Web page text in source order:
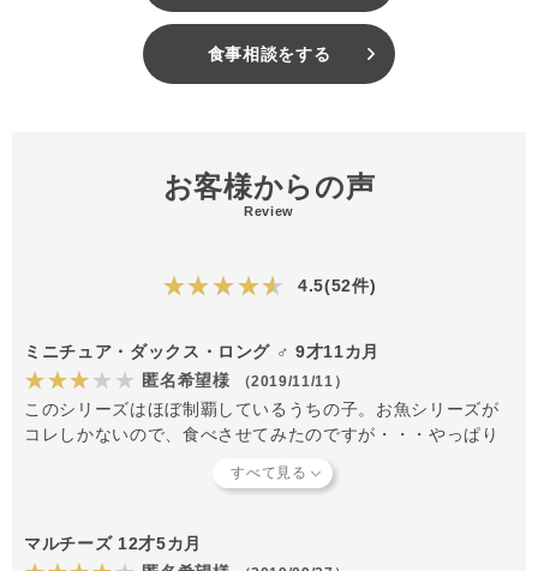
食事相談をする
お客様からの声
Review
★★★★★ 4.5(52件)
ミニチュア・ダックス・ロング ♂ 9才11カ月
★★★★★ 匿名希望様 （2019/11/11）
このシリーズはほぼ制覇しているうちの子。お魚シリーズが
コレしかないので、食べさせてみたのですが・・・やっぱり
た。(うちの子は癖のあるお肉が好きなので・・)他のお魚種類
マルチーズ 12才5カ月